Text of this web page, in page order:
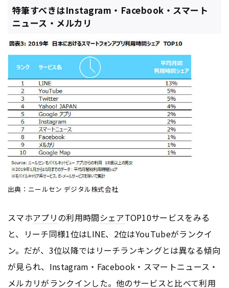
特筆すべきはInstagram・Facebook・スマート
ニュース・メルカリ
出典：ニールセン デジタル株式会社
スマホアプリの利用時間シェアTOP10サービスをみる
と、リーチ同様1位はLINE、2位はYouTubeがランクイ
ン。だが、3位以降ではリーチランキングとは異なる傾向
が見られ、Instagram・Facebook・スマートニュース・
メルカリがランクインした。他のサービスと比べて利用